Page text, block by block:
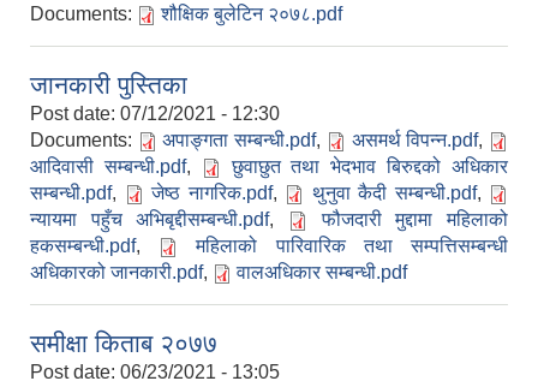
Documents:
शौक्षिक बुलेटिन २०७८.pdf
जानकारी पुस्तिका
Post date: 07/12/2021 - 12:30
Documents:
अपाङ्गता सम्बन्धी.pdf, असमर्थ विपन्न.pdf,
आदिवासी सम्बन्धी.pdf,
छुवाछुत तथा भेदभाव बिरुद्दको अधिकार
सम्बन्धी.pdf, जेष्ठ नागरिक.pdf, थुनुवा कैदी सम्बन्धी.pdf,
न्यायमा पहुँच अभिबृद्दीसम्बन्धी.pdf,
फौजदारी मुद्दामा महिलाको
हकसम्बन्धी.pdf,
महिलाको पारिवारिक तथा सम्पत्तिसम्बन्धी
अधिकारको जानकारी.pdf, वालअधिकार सम्बन्धी.pdf
समीक्षा किताब २०७७
Post date: 06/23/2021 - 13:05